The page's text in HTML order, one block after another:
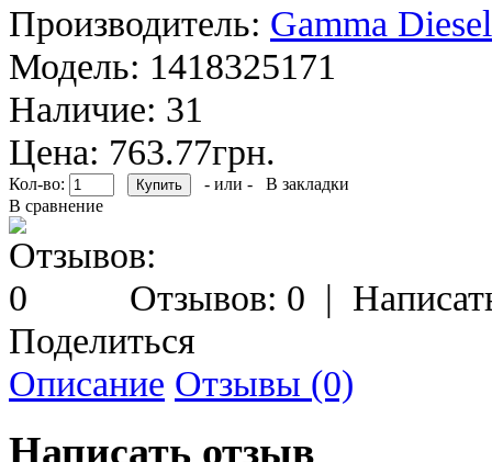
Производитель: Gamma Diesel
Модель: 1418325171
Наличие: 31
Цена: 763.77грн.
Кол-во: - или -
В закладки
В сравнение
Отзывов: 0 |
Поделиться
Описание Отзывы (0)
Написать отзыв